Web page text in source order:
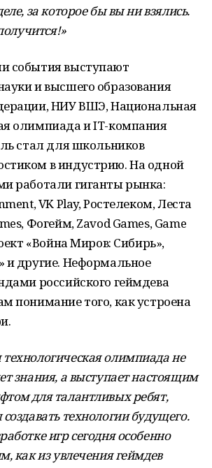
за которое бы вы ни взялись.
события выступают
и высшего образования
НИУ ВШЭ, Национальная
олимпиада и IT-компания
стал для школьников
в индустрию. На одной
работали гиганты рынка:
VK Play, Ростелеком, Леста
Фогейм, Zavod Games, Game
«Война Миров: Сибирь»,
и другие. Неформальное
российского геймдева
понимание того, как устроена
олимпиада не
знания, а выступает настоящим
для талантливых ребят,
технологии будущего.
игр сегодня особенно
как из увлечения геймдев